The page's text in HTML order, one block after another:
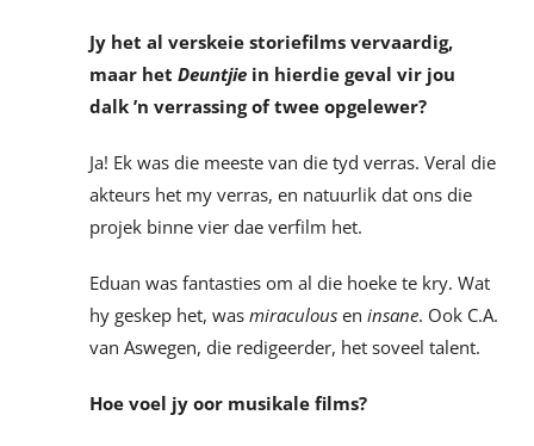
Jy het al verskeie storiefilms vervaardig,
maar het Deuntjiein hierdie geval vir jou
dalk ’n verrassing of twee opgelewer?
Ja! Ek was die meeste van die tyd verras. Veral die
akteurs het my verras, en natuurlik dat ons die
projek binne vier dae verfilm het.
Eduan was fantasties om al die hoeke te kry. Wat
hy geskep het, was miraculousen insane. Ook C.A.
van Aswegen, die redigeerder, het soveel talent.
Hoe voel jy oor musikale films?